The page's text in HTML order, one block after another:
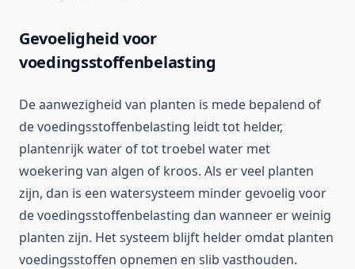
Gevoeligheid voor
voedingsstoffenbelasting
De aanwezigheid van planten is mede bepalend of
de voedingsstoffenbelasting leidt tot helder,
plantenrijk water of tot troebel water met
woekering van algen of kroos. Als er veel planten
zijn, dan is een watersysteem minder gevoelig voor
de voedingsstoffenbelasting dan wanneer er weinig
planten zijn. Het systeem blijft helder omdat planten
voedingsstoffen opnemen en slib vasthouden.